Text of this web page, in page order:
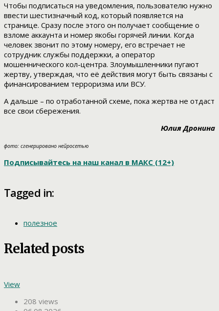
Чтобы подписаться на уведомления, пользователю нужно
ввести шестизначный код, который появляется на
странице. Сразу после этого он получает сообщение о
взломе аккаунта и номер якобы горячей линии. Когда
человек звонит по этому номеру, его встречает не
сотрудник службы поддержки, а оператор
мошеннического кол-центра. Злоумышленники пугают
жертву, утверждая, что её действия могут быть связаны с
финансированием терроризма или ВСУ.
А дальше – по отработанной схеме, пока жертва не отдаст
все свои сбережения.
Юлия Дронина
фото: сгенерировано нейросетью
Подписывайтесь на наш канал в МАКС (12+)
Tagged in:
полезное
Related posts
View
208 views